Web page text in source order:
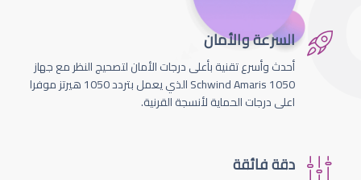
السرعة والأمان
أحدث وأسرع تقنية بأعلى درجات الأمان لتصحيج النظر مع جهاز
Schwind Amaris 1050 الذي يعمل بتردد 1050 هيرتز موفرا
اعلى درجات الحماية لأنسجة القرنية.
دقة فائقة